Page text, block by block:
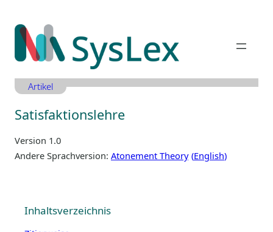
Inhalt
springen
Artikel
Satisfaktionslehre
Version 1.0
Andere Sprachversion: Atonement Theory English
Inhaltsverzeichnis